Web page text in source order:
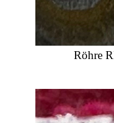
Röhre